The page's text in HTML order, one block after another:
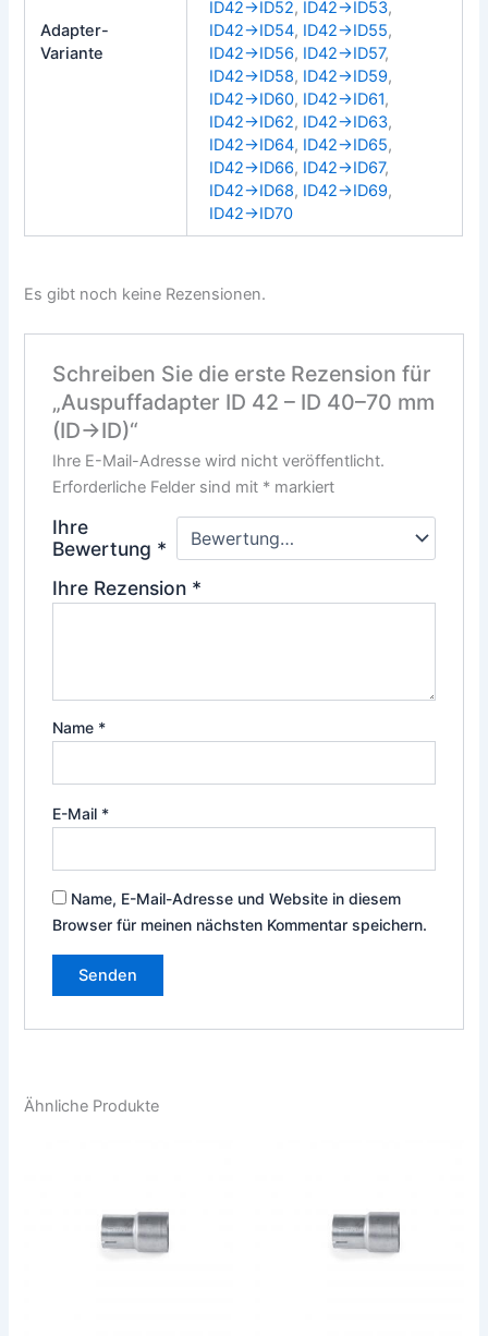
Adapter-
Variante
ID42→ID52, ID42→ID53,
ID42→ID54, ID42→ID55,
ID42→ID56, ID42→ID57,
ID42→ID58, ID42→ID59,
ID42→ID60, ID42→ID61,
ID42→ID62, ID42→ID63,
ID42→ID64, ID42→ID65,
ID42→ID66, ID42→ID67,
ID42→ID68, ID42→ID69,
ID42→ID70
Es gibt noch keine Rezensionen.
Schreiben Sie die erste Rezension für
„Auspuffadapter ID 42 – ID 40–70 mm
(ID→ID)“
Ihre E-Mail-Adresse wird nicht veröffentlicht.
Erforderliche Felder sind mit *markiert
Ihre
Bewertung *
Ihre Rezension *
Name *
E-Mail *
Name, E-Mail-Adresse und Website in diesem
Browser für meinen nächsten Kommentar speichern.
Ähnliche Produkte